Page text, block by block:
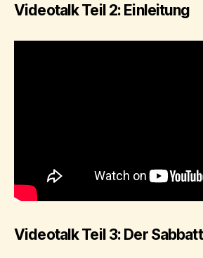
Videotalk Teil 2: Einleitung
Videotalk Teil 3: Der